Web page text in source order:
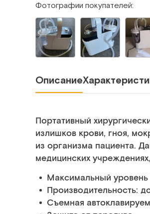
Фотографии покупателей:
Описание
Портативный
излишков крови, гноя,
из организма пациента.
медицинских
Максимальный
Производительность:
Съемная